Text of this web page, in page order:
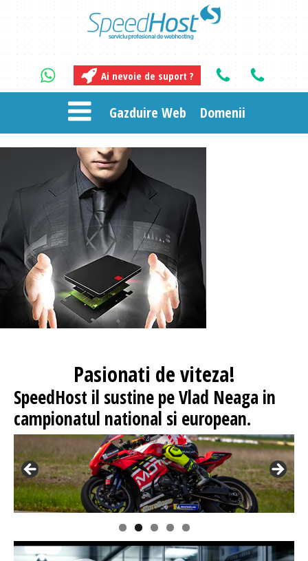
Ai nevoie de suport ?
Gazduire Web Domenii
Pasionati de viteza!
SpeedHost il sustine pe Vlad Neaga in
campionatul national si european.